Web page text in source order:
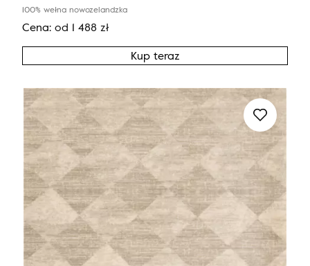
100% wełna nowozelandzka
Cena: od 1 488 zł
Kup teraz